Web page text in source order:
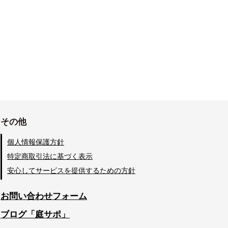
その他
個人情報保護方針
特定商取引法に基づく表示
安心してサービスを提供するための方針
お問い合わせフォーム
ブログ「庭サポ」